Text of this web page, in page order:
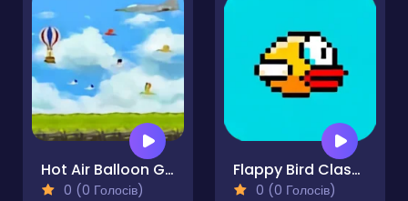
Hot Air Balloon Game 2
0 (0 Голосів)
Flappy Bird Classic
0 (0 Голосів)